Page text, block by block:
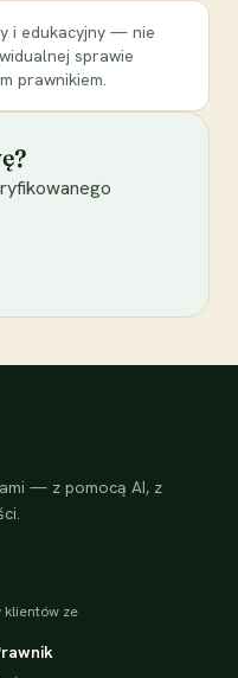
i edukacyjny — nie
sprawie
prawnikiem.
— z pomocą AI, z
ze